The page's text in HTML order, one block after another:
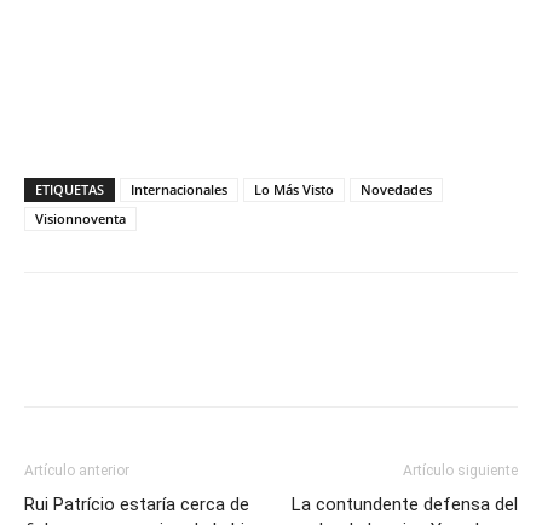
ETIQUETAS Internacionales Lo Más Visto
Novedades
Visionnoventa
Artículo anterior
Rui Patrício estaría cerca de
Artículo siguiente
La contundente defensa del